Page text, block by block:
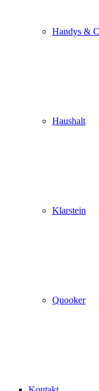
Handys &
Haushalt
Klarstein
Quooker